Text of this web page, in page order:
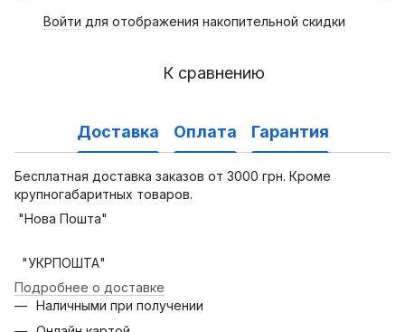
Войти для отображения накопительной скидки
К сравнению
Доставка Оплата Гарантия
Бесплатная доставка заказов от 3000 грн. Кроме
крупногабаритных товаров.
"Нова Пошта"
"УКРПОШТА"
Подробнее о доставке
Наличными при получении